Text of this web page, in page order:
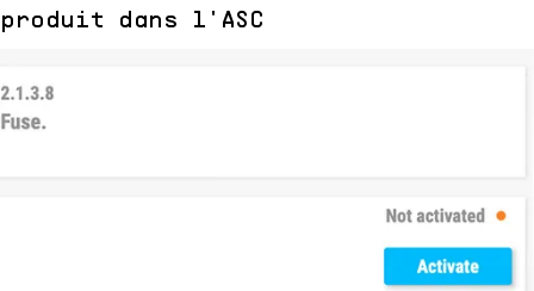
produit dans l'ASC